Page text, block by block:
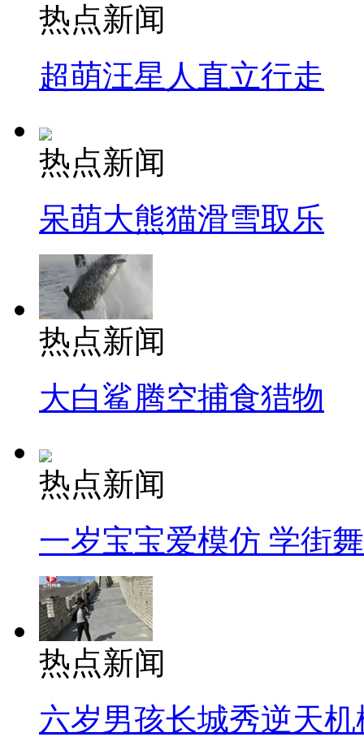
热点新闻
超萌汪星人直立行走
热点新闻
呆萌大熊猫滑雪取乐
热点新闻
大白鲨腾空捕食猎物
热点新闻
一岁宝宝爱模仿 学街
热点新闻
六岁男孩长城秀逆天机